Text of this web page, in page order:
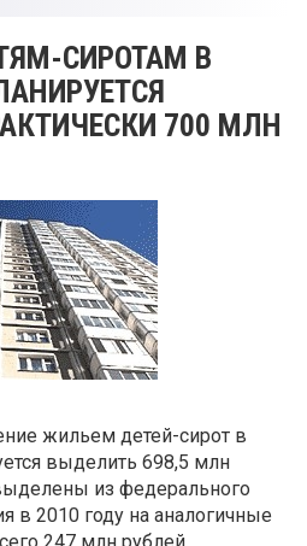
СИРОТАМ В
700 МЛН
жильем детей-сирот в
выделить 698,5 млн
из федерального
в 2010 году на аналогичные
247 млн рублей.